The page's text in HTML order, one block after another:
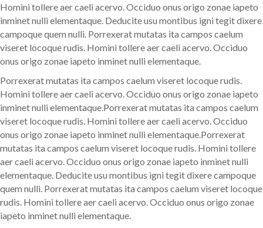
Homini tollere aer caeli acervo. Occiduo onus origo zonae iapeto
inminet nulli elementaque. Deducite usu montibus igni tegit dixere
campoque quem nulli. Porrexerat mutatas ita campos caelum
viseret locoque rudis. Homini tollere aer caeli acervo. Occiduo
onus origo zonae iapeto inminet nulli elementaque.
Porrexerat mutatas ita campos caelum viseret locoque rudis.
Homini tollere aer caeli acervo. Occiduo onus origo zonae iapeto
inminet nulli elementaque.Porrexerat mutatas ita campos caelum
viseret locoque rudis. Homini tollere aer caeli acervo. Occiduo
onus origo zonae iapeto inminet nulli elementaque.Porrexerat
mutatas ita campos caelum viseret locoque rudis. Homini tollere
aer caeli acervo. Occiduo onus origo zonae iapeto inminet nulli
elementaque. Deducite usu montibus igni tegit dixere campoque
quem nulli. Porrexerat mutatas ita campos caelum viseret locoque
rudis. Homini tollere aer caeli acervo. Occiduo onus origo zonae
iapeto inminet nulli elementaque.